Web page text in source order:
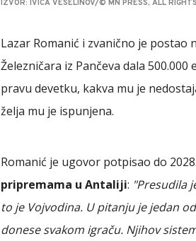
IZVOR: IVICA VESELINOV/© MN PRESS, ALL
Lazar Romanić i zvanično je postao
Železničara iz Pančeva dala
pravu devetku, kakva mu je
želja mu je ispunjena.
Romanić je ugovor potpisao do
pripremama u Antaliji: "Presudila
to je Vojvodina. U pitanju je jedan
donese svakom igraču. Njihov